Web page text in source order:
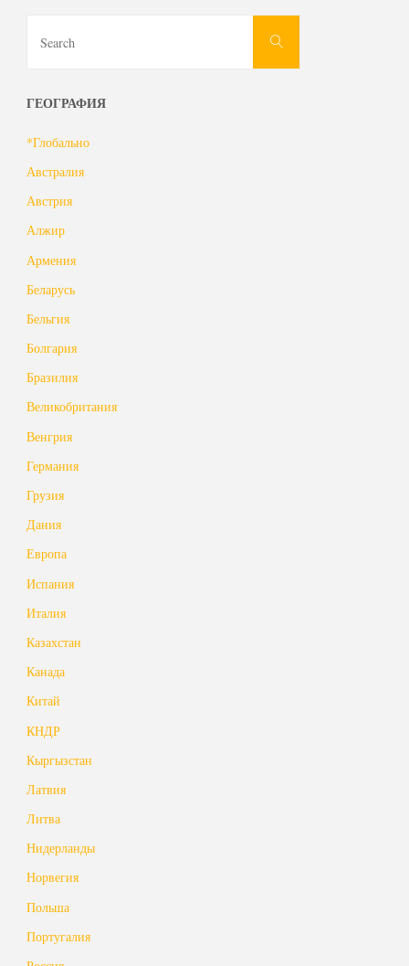
Search
ГЕОГРАФИЯ
*Глобально
Австралия
Австрия
Алжир
Армения
Беларусь
Бельгия
Болгария
Бразилия
Великобритания
Венгрия
Германия
Грузия
Дания
Европа
Испания
Италия
Казахстан
Канада
Китай
КНДР
Кыргызстан
Латвия
Литва
Нидерланды
Норвегия
Польша
Португалия